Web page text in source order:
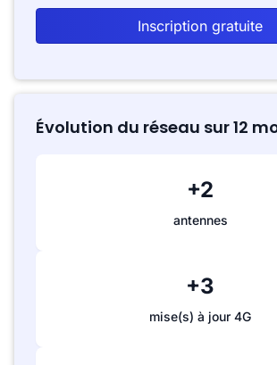
Inscription gratuite
Évolution du réseau sur 12
+2
antennes
+3
mise(s) à jour 4G